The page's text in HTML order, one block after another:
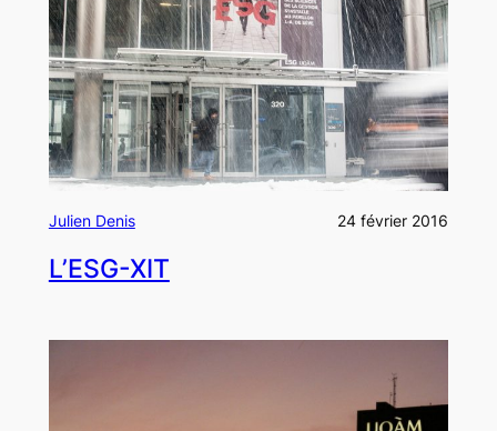
Julien Denis 24 février 2016
L’ESG-XIT